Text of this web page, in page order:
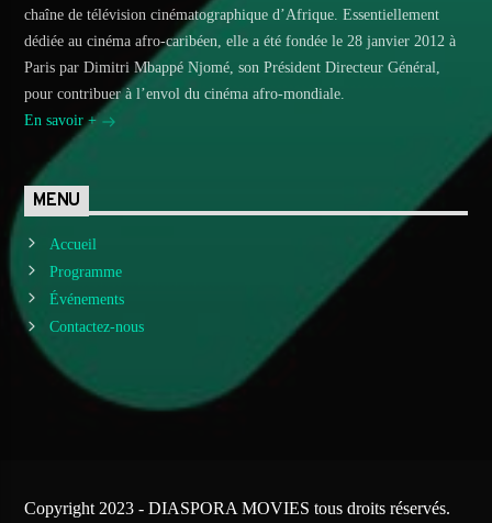
chaîne de télévision cinématographique d’Afrique. Essentiellement
dédiée au cinéma afro-caribéen, elle a été fondée le 28 janvier 2012 à
Paris par Dimitri Mbappé Njomé, son Président Directeur Général,
pour contribuer à l’envol du cinéma afro-mondiale.
En savoir +
MENU
Accueil
Programme
Événements
Contactez-nous
Copyright 2023 - DIASPORA MOVIES tous droits réservés.